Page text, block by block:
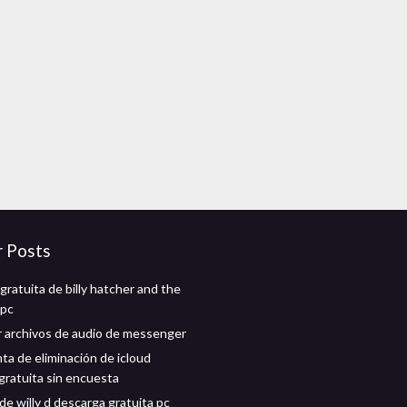
Posts
de billy hatcher and the
archivos de audio de messenger
de eliminación de icloud
sin encuesta
willy d descarga gratuita pc